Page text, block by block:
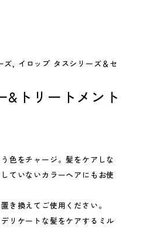
, イロップ タスシリーズ＆セ
&トリートメント
色をチャージ。髪をケアしな
ていないカラーヘアにもお使
き換えてご使用ください。
リケートな髪をケアするミル